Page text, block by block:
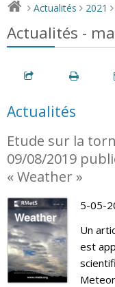
> Actualités > 2021 >
Actualités -
Actualités
Etude sur la
09/08/2019
« Weather »
5-05-
Un
est